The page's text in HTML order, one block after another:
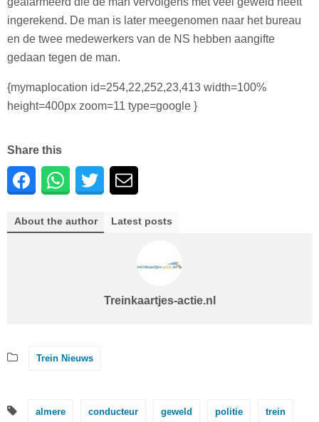
ingerekend. De man is later meegenomen naar het bureau
en de twee medewerkers van de NS hebben aangifte
gedaan tegen de man.
{mymaplocation id=254,22,252,23,413 width=100%
height=400px zoom=11 type=google }
Share this
About the author Latest posts
Treinkaartjes-actie.nl
Trein Nieuws
almere conducteur geweld politie trein